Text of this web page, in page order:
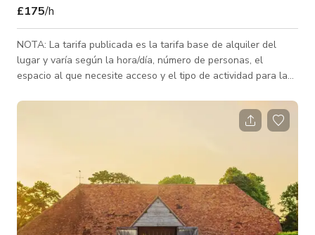
£175/h
NOTA: La tarifa publicada es la tarifa base de alquiler del
lugar y varía según la hora/día, número de personas, el
espacio al que necesite acceso y el tipo de actividad para la
personalizadas. Con mucha historia y situado en un
especial. Ubicado en 16 acres de terrenos pintorescos y apar